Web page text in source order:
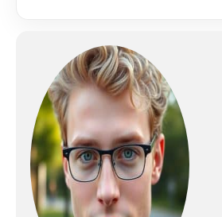
mouillé et
sans
Avec son
pierres
protection
placée,